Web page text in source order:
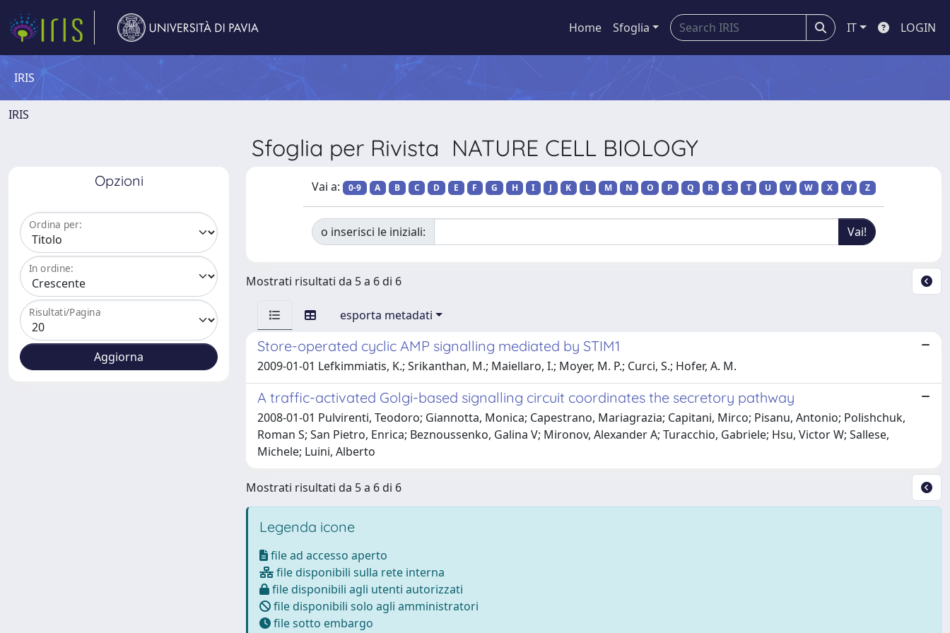
Home Sfoglia IT LOGIN
IRIS
IRIS
Sfoglia per Rivista NATURE CELL BIOLOGY
Opzioni
Ordina per:
In ordine:
Risultati/Pagina
Vai a: 0-9 A B C D E F G H I J K L M N O P Q R S T U V W X Y Z
o inserisci le iniziali:
Mostrati risultati da 5 a 6 di 6
esporta metadati
Store-operated cyclic AMP signalling mediated by STIM1
2009-01-01 Lefkimmiatis, K.; Srikanthan, M.; Maiellaro, I.; Moyer, M. P.; Curci, S.; Hofer, A. M.
A traffic-activated Golgi-based signalling circuit coordinates the secretory pathway
2008-01-01 Pulvirenti, Teodoro; Giannotta, Monica; Capestrano, Mariagrazia; Capitani, Mirco; Pisanu, Antonio; Polishchuk,
Roman S; San Pietro, Enrica; Beznoussenko, Galina V; Mironov, Alexander A; Turacchio, Gabriele; Hsu, Victor W; Sallese,
Michele; Luini, Alberto
Mostrati risultati da 5 a 6 di 6
Legenda icone
file ad accesso aperto
file disponibili sulla rete interna
file disponibili agli utenti autorizzati
file disponibili solo agli amministratori
file sotto embargo